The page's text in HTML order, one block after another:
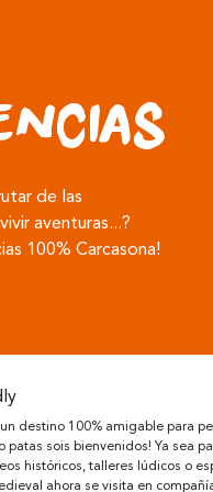
de las
aventuras...?
100% Carcasona!
un destino 100% amigable para
patas sois bienvenidos! Ya sea
históricos, talleres lúdicos o
ahora se visita en